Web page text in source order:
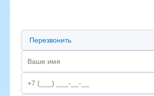
Предпочтительный способ связи